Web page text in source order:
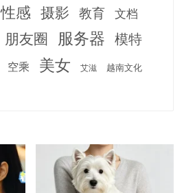
性感 摄影 教育 文档
朋友圈 服务器 模特
空乘 美女 艾滋 越南文化